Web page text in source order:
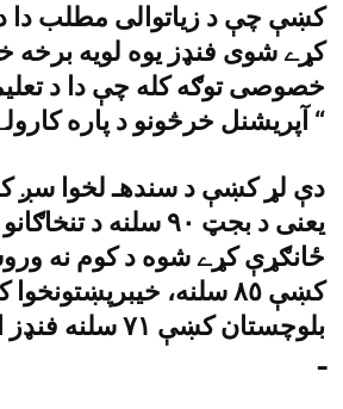
کښې چې د زياتوالى مطلب دا
کړے شوى فنډز يوه لويه برخه
خصوصى توګه کله چې دا د
آپريشنل خرڅونو د پاره کارولے شى ـ “
دې لړ کښې د سندهـ لخوا سږ
يعنى د بجټ ٩٠ سلنه د
ځانګړې کړے شوه د کوم نه
بلوچستان کښې
ـ